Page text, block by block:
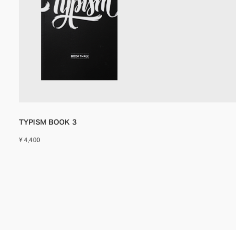
TYPISM BOOK 3
¥ 4,400